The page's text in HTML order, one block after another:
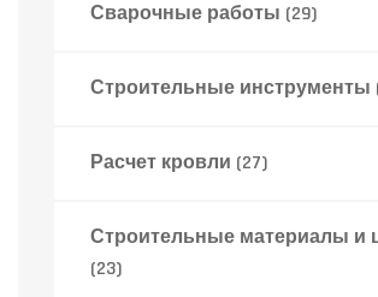
Сварочные работы (29)
Строительные инструменты
Расчет кровли (27)
Строительные материалы и
(23)